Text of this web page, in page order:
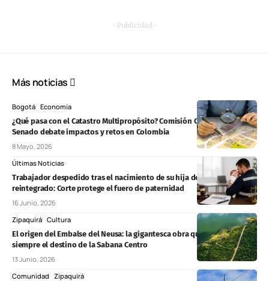
- Publicidad -
Más noticias
Bogotá Economía
¿Qué pasa con el Catastro Multipropósito? Comisión Quinta del
Senado debate impactos y retos en Colombia
8 Mayo, 2026
Últimas Noticias
Trabajador despedido tras el nacimiento de su hija deberá ser
reintegrado: Corte protege el fuero de paternidad
16 Junio, 2026
Zipaquirá Cultura
El origen del Embalse del Neusa: la gigantesca obra que cambió para
siempre el destino de la Sabana Centro
13 Junio, 2026
Comunidad Zipaquirá